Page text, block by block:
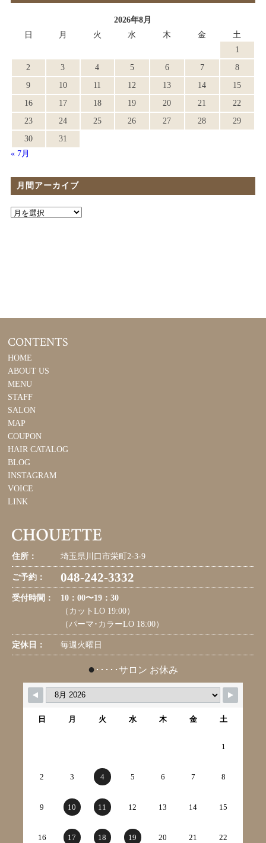
2026年8月
日
月 火 水 木 金
土
1
2
3 4 5 6 7
8
9
10 11 12 13 14
15
16
17 18 19 20 21
22
23
24 25 26 27 28
29
30
31
« 7月
月間アーカイブ
CONTENTS
HOME
ABOUT US
MENU
STAFF
SALON
MAP
COUPON
HAIR CATALOG
BLOG
INSTAGRAM
VOICE
LINK
住所： 埼玉県川口市栄町2-3-9
ご予約： 048-242-3332
受付時間：
10：00〜19：30
（カットLO 19:00）
（パーマ･カラーLO 18:00）
定休日： 毎週火曜日
● ･････サロン お休み
日 月 火 水 木 金 土
1
2 3 4 5 6 7 8
9 10 11 12 13 14 15
16 17 18 19 20 21 22